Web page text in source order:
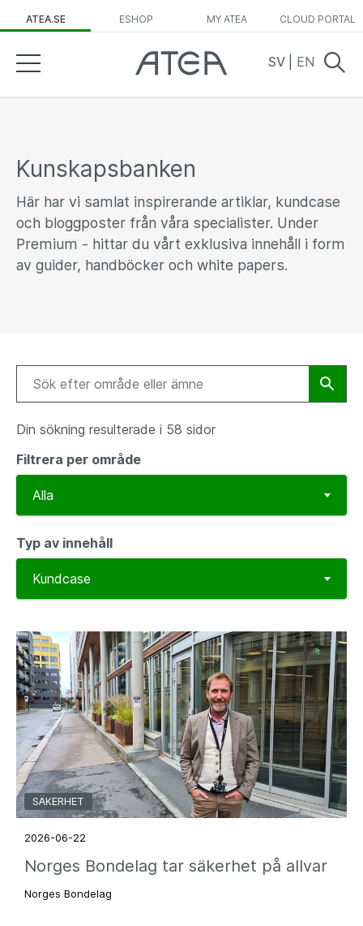
ATEA.SE ESHOP MY ATEA CLOUD PORTAL
SV EN
Kunskapsbanken
Här har vi samlat inspirerande artiklar, kundcase
och bloggposter från våra specialister. Under
Premium - hittar du vårt exklusiva innehåll i form
av guider, handböcker och white papers.
Din sökning resulterade i 58 sidor
Filtrera per område
Typ av innehåll
SÄKERHET
2026-06-22
Norges Bondelag tar säkerhet på allvar
Norges Bondelag